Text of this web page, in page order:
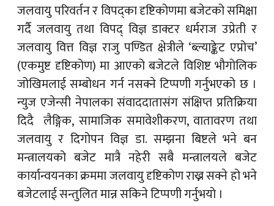
जलवायु परिवर्तन र विपद्का दृष्टिकोणमा बजेटको समिक्षा
गर्दै जलवायु तथा विपद् विज्ञ डाक्टर धर्मराज उप्रेती र
जलवायु वित्त विज्ञ राजु पण्डित क्षेत्रीले ‘ब्ल्याङ्केट एप्रोच’
(एकमुष्ट दृष्टिकोण) मा आएको बजेटले विशिष्ट भौगोलिक
जोखिमलाई सम्बोधन गर्न नसक्ने टिप्पणी गर्नुभएको छ ।
न्युज एजेन्सी नेपालका संवाददातासंग संक्षिप्त प्रतिक्रिया
दिदै लैङ्गिक, सामाजिक समावेशीकरण, वातावरण तथा
जलवायु र दिगोपन विज्ञ डा. सम्झना बिष्टले भने बन
मन्त्रालयको बजेट मात्रै नहेरी सबै मन्त्रालयले बजेट
कार्यान्वयनका क्रममा जलवायु दृष्टिकोण राख्न सक्ने हो भने
बजेटलाई सन्तुलित मान्न सकिने टिप्पणी गर्नुभयो ।